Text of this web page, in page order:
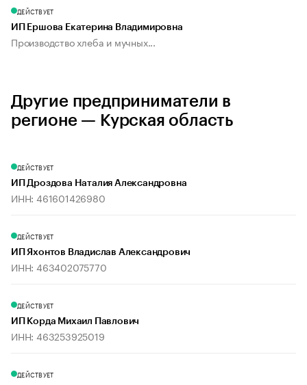
ДЕЙСТВУЕТ
ИП Ершова Екатерина Владимировна
Производство хлеба и мучных...
Другие предприниматели в
регионе — Курская область
ДЕЙСТВУЕТ
ИП Дроздова Наталия Александровна
ИНН: 461601426980
ДЕЙСТВУЕТ
ИП Яхонтов Владислав Александрович
ИНН: 463402075770
ДЕЙСТВУЕТ
ИП Корда Михаил Павлович
ИНН: 463253925019
ДЕЙСТВУЕТ